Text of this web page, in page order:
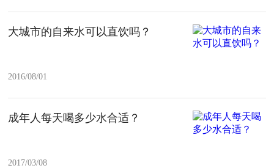
大城市的自来水可以直饮吗？
2016/08/01
成年人每天喝多少水合适？
2017/03/08